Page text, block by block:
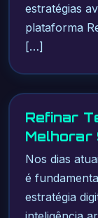
estratégias
plataforma
[…]
Refinar
Melhorar
Nos dias
é
estratégia